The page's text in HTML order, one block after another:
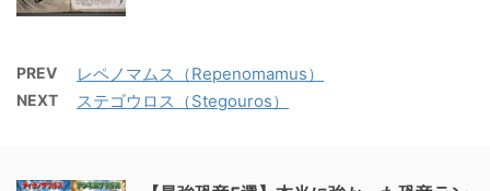
PREV レペノマムス（Repenomamus）
NEXT ステゴウロス（Stegouros）